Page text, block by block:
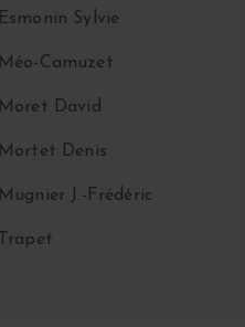
Esmonin Sylvie
Méo-Camuzet
Moret David
Mortet Denis
Mugnier J.-Frédéric
Trapet